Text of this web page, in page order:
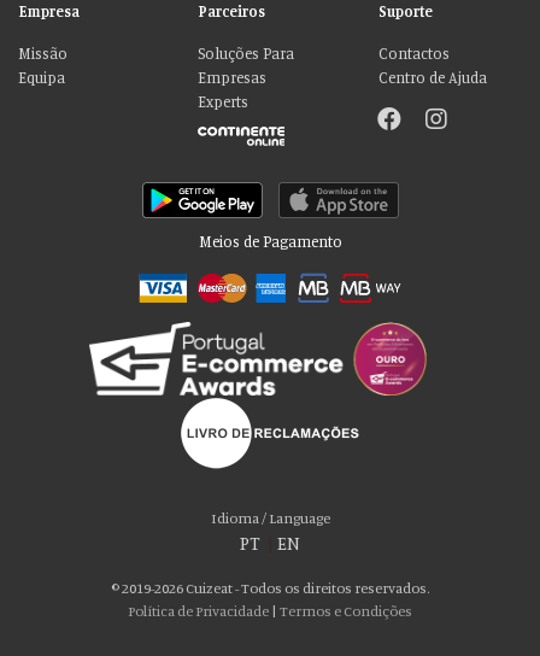
Empresa
Missão
Equipa
Parceiros
Soluções Para
Empresas
Experts
Suporte
Contactos
Centro de Ajuda
Meios de Pagamento
Idioma / Language
PT EN
© 2019-2026 Cuizeat - Todos os direitos reservados.
Política de Privacidade | Termos e Condições
Por favor aceite as nossas deliciosas
Usamos cookies para personalizar conteúdo e anúncios, fornecer recursos
de mídia social e analisar nosso tráfego. Também compartilhamos
social, publicidade e análise, que podem combiná-lo com outras informações
que você forneceu a eles ou que coletaram do uso de seus serviços. Você